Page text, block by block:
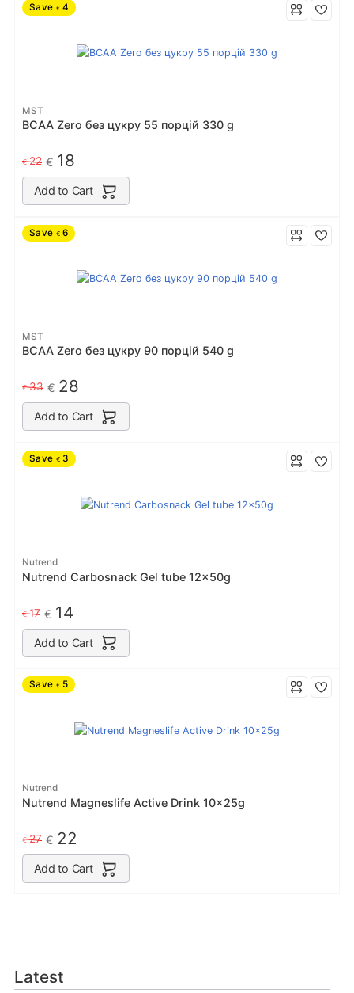
Save € 4
MST
BCAA Zero без цукру 55 порцiй 330 g
€22 € 18
Add to Cart
Save € 6
MST
BCAA Zero без цукру 90 порцiй 540 g
€33 € 28
Add to Cart
Save € 3
Nutrend
Nutrend Carbosnack Gel tube 12x50g
€17 € 14
Add to Cart
Save € 5
Nutrend
Nutrend Magneslife Active Drink 10x25g
€27 € 22
Add to Cart
Latest